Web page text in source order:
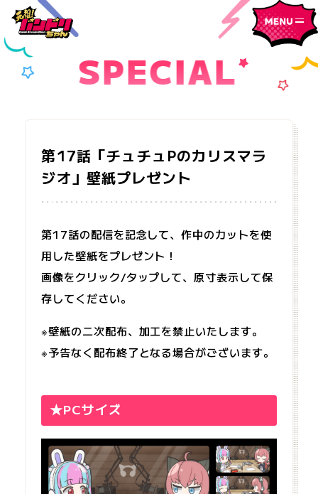
SPECIAL
第17話「チュチュPのカリスマラ
ジオ」壁紙プレゼント
第17話の配信を記念して、作中のカットを使
用した壁紙をプレゼント！
画像をクリック/タップして、原寸表示して保
存してください。
※壁紙の二次配布、加工を禁止いたします。
※予告なく配布終了となる場合がございます。
★PCサイズ